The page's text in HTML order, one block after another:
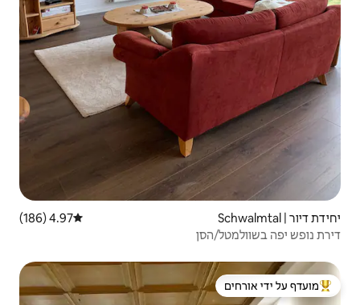
דירוג ממוצע של 4.97 מתוך 5, 186 ביקורות
4.97 (186)
ידי אורחים